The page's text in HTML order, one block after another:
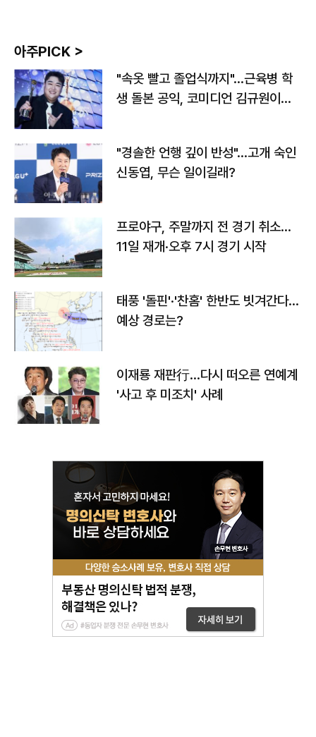
아주PICK >
"속옷 빨고 졸업식까지"…근육병 학
생 돌본 공익, 코미디언 김규원이었
"경솔한 언행 깊이 반성"…고개 숙인
신동엽, 무슨 일이길래?
프로야구, 주말까지 전 경기 취소…
11일 재개·오후 7시 경기 시작
태풍 '돌핀'·'찬홈' 한반도 빗겨간다…
예상 경로는?
이재룡 재판行…다시 떠오른 연예계
'사고 후 미조치' 사례